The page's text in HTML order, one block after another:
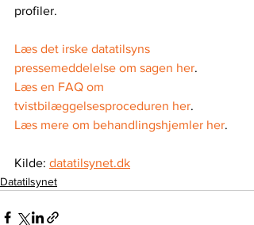
profiler.
Læs det irske datatilsyns
pressemeddelelse om sagen her.
Læs en FAQ om
tvistbilæggelsesproceduren her.
Læs mere om behandlingshjemler her.
Kilde: datatilsynet.dk
Datatilsynet